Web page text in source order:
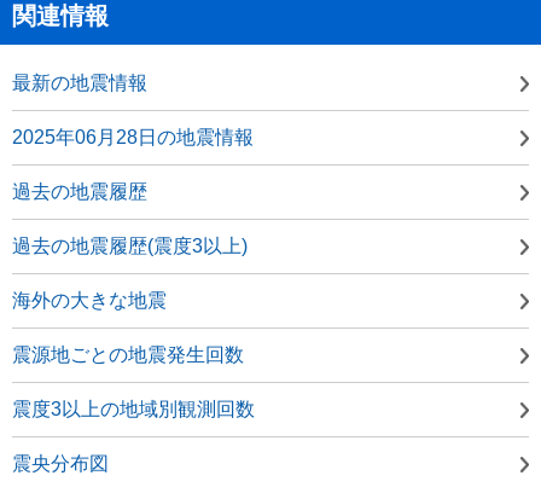
関連情報
最新の地震情報
2025年06月28日の地震情報
過去の地震履歴
過去の地震履歴(震度3以上)
海外の大きな地震
震源地ごとの地震発生回数
震度3以上の地域別観測回数
震央分布図